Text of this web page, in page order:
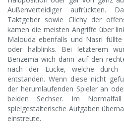
Außenverteidiger aufrückten.
Taktgeber sowie Clichy der
kamen die meisten Angriffe über
Malouda ebenfalls und Nasri
oder halblinks. Bei letzterem
Benzema wich dann auf den
nach der Lücke, welche durch
entstanden. Wenn diese nicht
der herumlaufenden Spieler an
beiden Sechser. Im
spielgestalterische Aufgaben
einstreute.